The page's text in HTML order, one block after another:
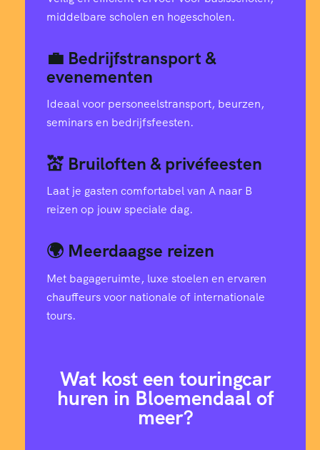
middelbare scholen en hogescholen.
💼 Bedrijfstransport &
evenementen
Ideaal voor personeelstransport, beurzen,
seminars en bedrijfsfeesten.
💒 Bruiloften & privéfeesten
Laat je gasten comfortabel van A naar B
reizen op jouw speciale dag.
🌍 Meerdaagse reizen
Met bagageruimte, luxe stoelen en ervaren
chauffeurs voor nationale of internationale
tours.
Wat kost een touringcar
huren in Bloemendaal of
meer?